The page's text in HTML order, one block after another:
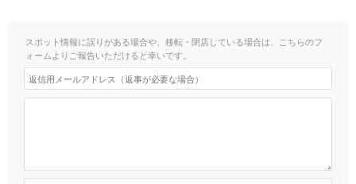
スポット情報に誤りがある場合や、移転・閉店している場合は、こちらのフ
ォームよりご報告いただけると幸いです。